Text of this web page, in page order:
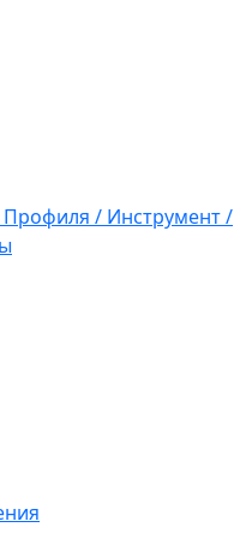
Профиля / Инструмент /